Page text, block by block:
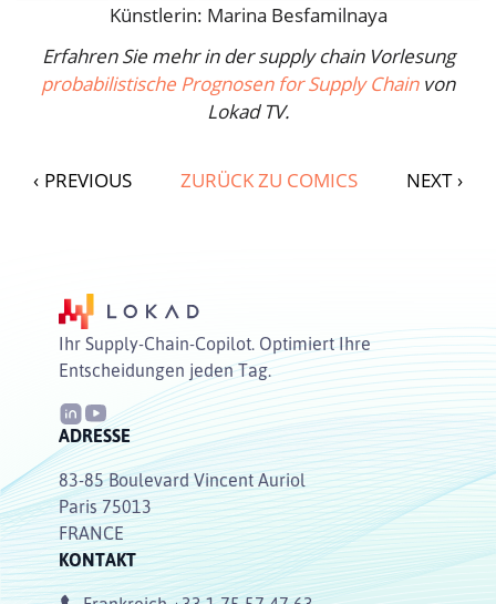
Künstlerin: Marina Besfamilnaya
Erfahren Sie mehr in der supply chain Vorlesung
probabilistische Prognosen for Supply Chainvon
Lokad TV.
‹ PREVIOUS ZURÜCK ZU COMICS NEXT ›
Ihr Supply-Chain-Copilot. Optimiert Ihre
Entscheidungen jeden Tag.
ADRESSE
83-85 Boulevard Vincent Auriol
Paris 75013
FRANCE
KONTAKT